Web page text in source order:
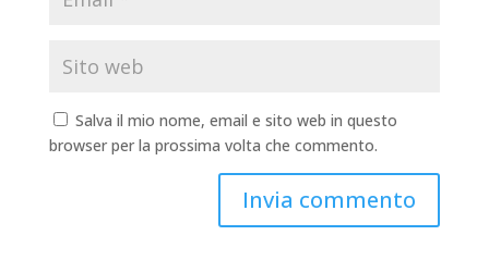
Salva il mio nome, email e sito web in questo
browser per la prossima volta che commento.